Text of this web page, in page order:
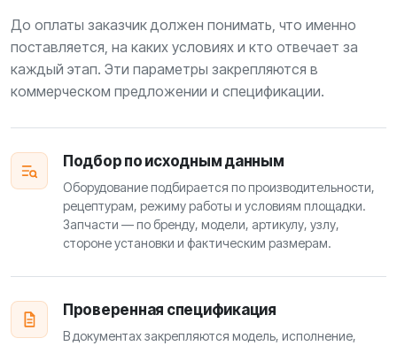
До оплаты заказчик должен понимать, что именно
поставляется, на каких условиях и кто отвечает за
каждый этап. Эти параметры закрепляются в
коммерческом предложении и спецификации.
Подбор по исходным данным
Оборудование подбирается по производительности,
рецептурам, режиму работы и условиям площадки.
Запчасти — по бренду, модели, артикулу, узлу,
стороне установки и фактическим размерам.
Проверенная спецификация
В документах закрепляются модель, исполнение,